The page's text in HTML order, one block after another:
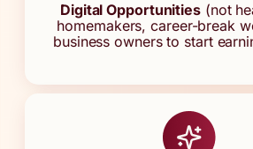
Digital Opportunities (not
homemakers, career-break
business owners to start